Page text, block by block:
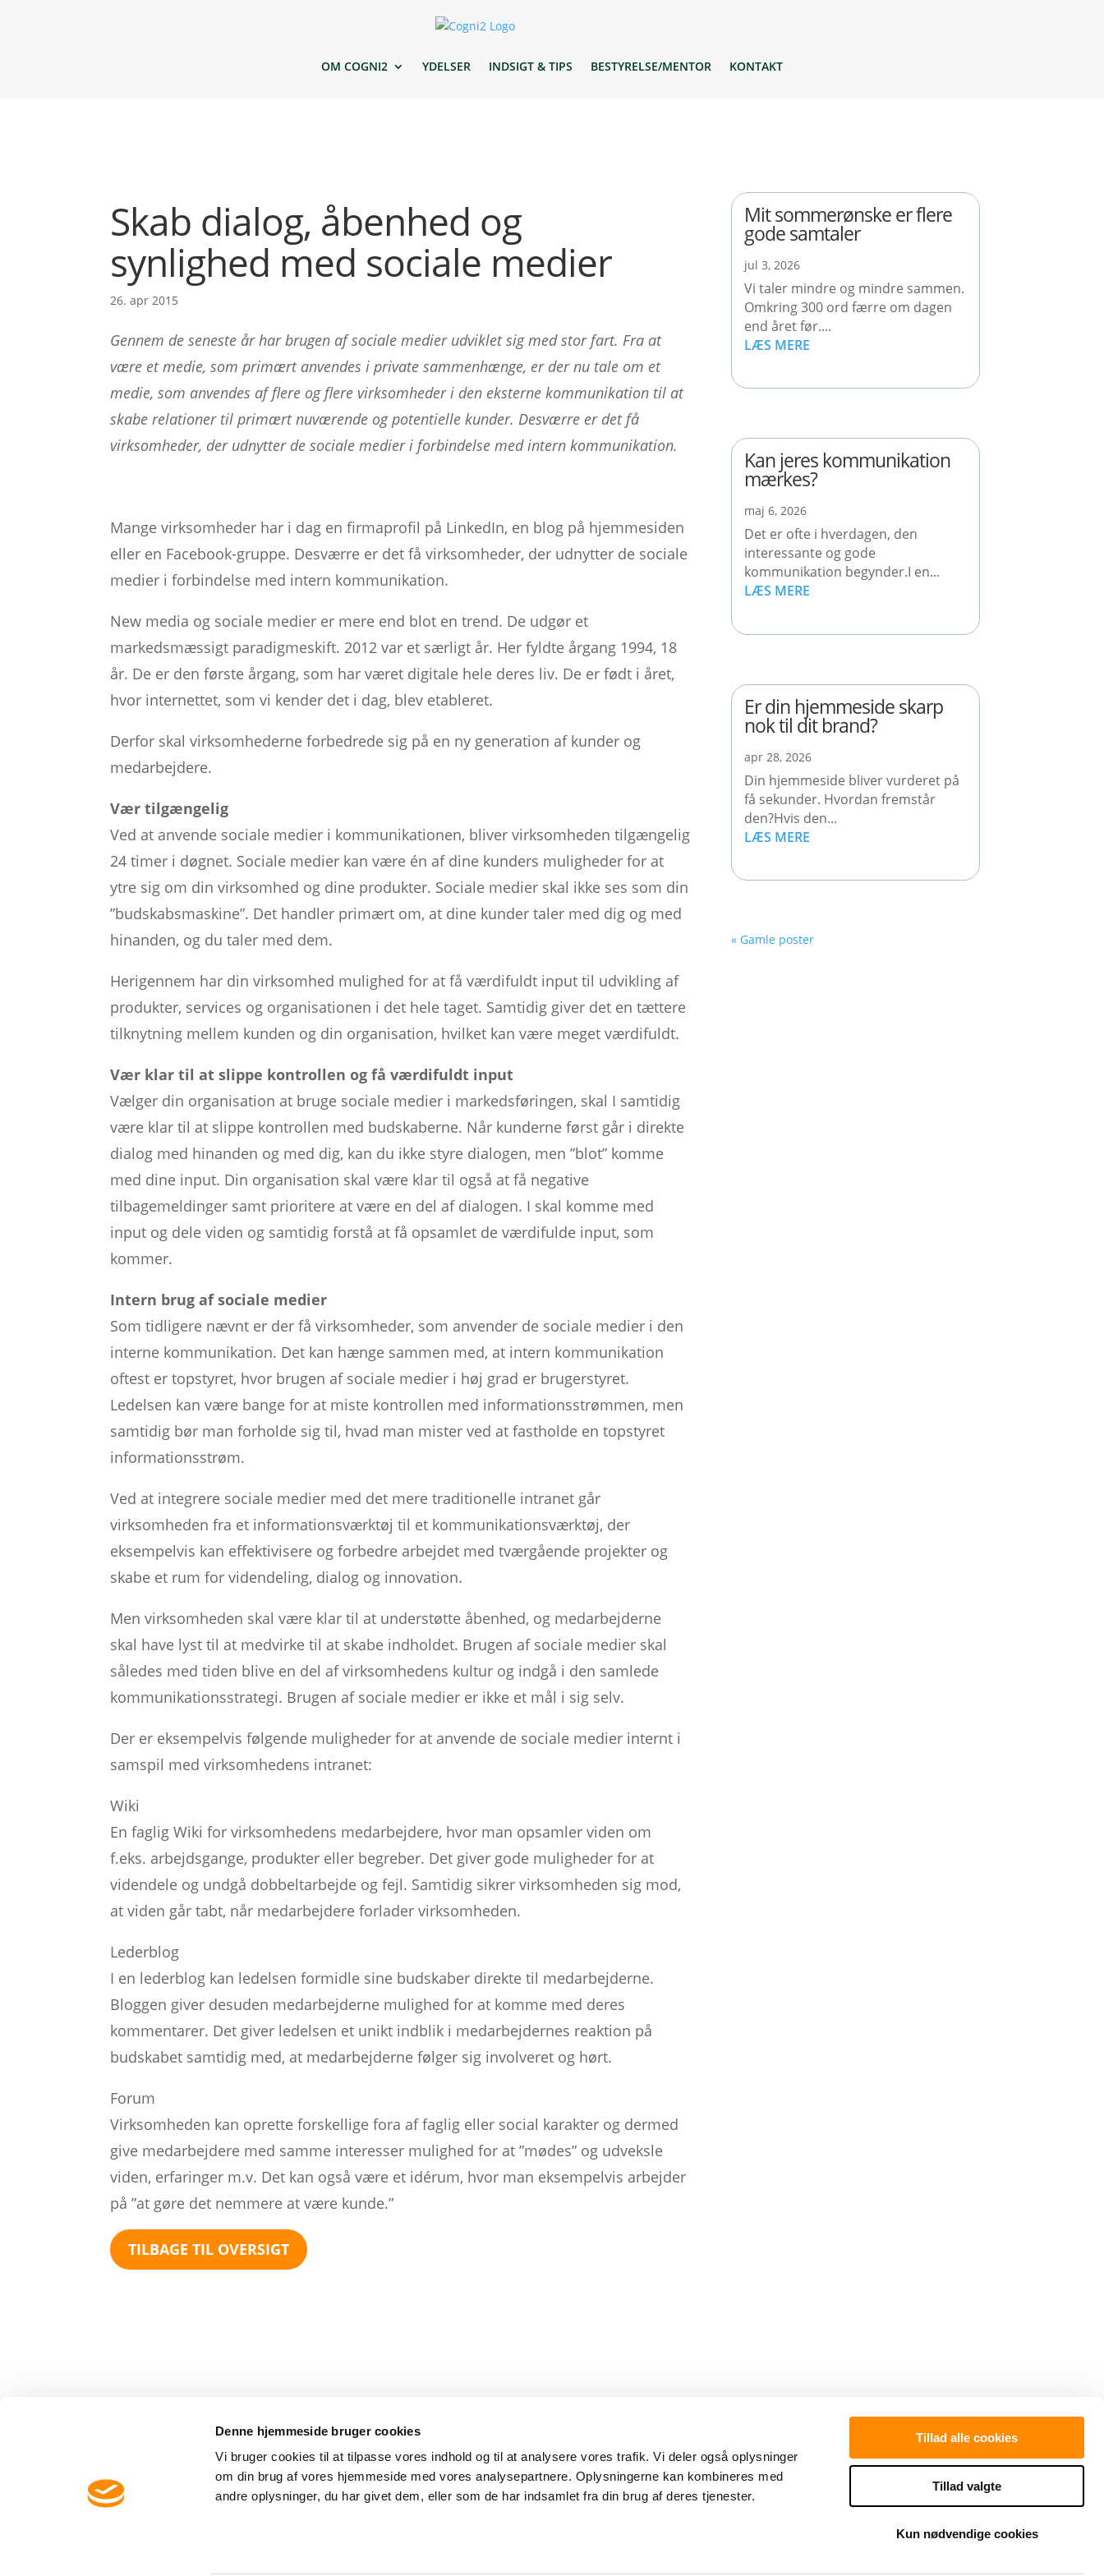
Denne hjemmeside bruger cookies
Vi bruger cookies til at tilpasse vores indhold og til at analysere vores trafik. Vi deler også oplysninger
om din brug af vores hjemmeside med vores analysepartnere. Oplysningerne kan kombineres med
andre oplysninger, du har givet dem, eller som de har indsamlet fra din brug af deres tjenester.
Tillad alle cookies
Tillad valgte
Kun nødvendige cookies
OM COGNI2 YDELSER INDSIGT & TIPS BESTYRELSE/MENTOR KONTAKT
Skab dialog, åbenhed og
synlighed med sociale medier
26. apr 2015
Gennem de seneste år har brugen af sociale medier udviklet sig med stor fart. Fra at
være et medie, som primært anvendes i private sammenhænge, er der nu tale om et
medie, som anvendes af flere og flere virksomheder i den eksterne kommunikation til at
skabe relationer til primært nuværende og potentielle kunder. Desværre er det få
virksomheder, der udnytter de sociale medier i forbindelse med intern kommunikation.
Mange virksomheder har i dag en firmaprofil på LinkedIn, en blog på hjemmesiden
eller en Facebook-gruppe. Desværre er det få virksomheder, der udnytter de sociale
medier i forbindelse med intern kommunikation.
New media og sociale medier er mere end blot en trend. De udgør et
markedsmæssigt paradigmeskift. 2012 var et særligt år. Her fyldte årgang 1994, 18
år. De er den første årgang, som har været digitale hele deres liv. De er født i året,
hvor internettet, som vi kender det i dag, blev etableret.
Derfor skal virksomhederne forbedrede sig på en ny generation af kunder og
medarbejdere.
Vær tilgængelig
Ved at anvende sociale medier i kommunikationen, bliver virksomheden tilgængelig
24 timer i døgnet. Sociale medier kan være én af dine kunders muligheder for at
ytre sig om din virksomhed og dine produkter. Sociale medier skal ikke ses som din
”budskabsmaskine”. Det handler primært om, at dine kunder taler med dig og med
hinanden, og du taler med dem.
Herigennem har din virksomhed mulighed for at få værdifuldt input til udvikling af
produkter, services og organisationen i det hele taget. Samtidig giver det en tættere
tilknytning mellem kunden og din organisation, hvilket kan være meget værdifuldt.
Vær klar til at slippe kontrollen og få værdifuldt input
Vælger din organisation at bruge sociale medier i markedsføringen, skal I samtidig
være klar til at slippe kontrollen med budskaberne. Når kunderne først går i direkte
dialog med hinanden og med dig, kan du ikke styre dialogen, men ”blot” komme
med dine input. Din organisation skal være klar til også at få negative
tilbagemeldinger samt prioritere at være en del af dialogen. I skal komme med
input og dele viden og samtidig forstå at få opsamlet de værdifulde input, som
kommer.
Intern brug af sociale medier
Som tidligere nævnt er der få virksomheder, som anvender de sociale medier i den
interne kommunikation. Det kan hænge sammen med, at intern kommunikation
oftest er topstyret, hvor brugen af sociale medier i høj grad er brugerstyret.
Ledelsen kan være bange for at miste kontrollen med informationsstrømmen, men
samtidig bør man forholde sig til, hvad man mister ved at fastholde en topstyret
informationsstrøm.
Ved at integrere sociale medier med det mere traditionelle intranet går
virksomheden fra et informationsværktøj til et kommunikationsværktøj, der
eksempelvis kan effektivisere og forbedre arbejdet med tværgående projekter og
skabe et rum for videndeling, dialog og innovation.
Men virksomheden skal være klar til at understøtte åbenhed, og medarbejderne
skal have lyst til at medvirke til at skabe indholdet. Brugen af sociale medier skal
således med tiden blive en del af virksomhedens kultur og indgå i den samlede
kommunikationsstrategi. Brugen af sociale medier er ikke et mål i sig selv.
Der er eksempelvis følgende muligheder for at anvende de sociale medier internt i
samspil med virksomhedens intranet:
Wiki
En faglig Wiki for virksomhedens medarbejdere, hvor man opsamler viden om
f.eks. arbejdsgange, produkter eller begreber. Det giver gode muligheder for at
videndele og undgå dobbeltarbejde og fejl. Samtidig sikrer virksomheden sig mod,
at viden går tabt, når medarbejdere forlader virksomheden.
Lederblog
I en lederblog kan ledelsen formidle sine budskaber direkte til medarbejderne.
Bloggen giver desuden medarbejderne mulighed for at komme med deres
kommentarer. Det giver ledelsen et unikt indblik i medarbejdernes reaktion på
budskabet samtidig med, at medarbejderne følger sig involveret og hørt.
Forum
Virksomheden kan oprette forskellige fora af faglig eller social karakter og dermed
give medarbejdere med samme interesser mulighed for at ”mødes” og udveksle
viden, erfaringer m.v. Det kan også være et idérum, hvor man eksempelvis arbejder
på ”at gøre det nemmere at være kunde.”
TILBAGE TIL OVERSIGT
Mit sommerønske er flere
gode samtaler
jul 3, 2026
Vi taler mindre og mindre sammen.
Omkring 300 ord færre om dagen
end året før....
LÆS MERE
Kan jeres kommunikation
mærkes?
maj 6, 2026
Det er ofte i hverdagen, den
interessante og gode
kommunikation begynder.I en...
LÆS MERE
Er din hjemmeside skarp
nok til dit brand?
apr 28, 2026
Din hjemmeside bliver vurderet på
få sekunder. Hvordan fremstår
den?Hvis den...
LÆS MERE
« Gamle poster
Vegavej 10
8270 Højbjerg
Menu
Om Cogni2
Følg med